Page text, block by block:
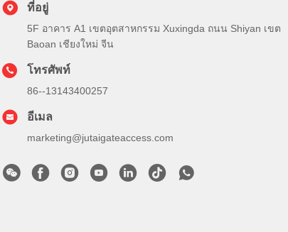
ที่อยู่
5F อาคาร A1 เขตอุตสาหกรรม Xuxingda ถนน Shiyan เขต
Baoan เชียงใหม่ จีน
โทรศัพท์
86--13143400257
อีเมล
marketing@jutaigateaccess.com